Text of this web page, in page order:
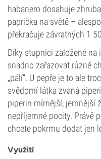
habanero dosahuje
paprička na světě –
překračuje závratných 1
Díky stupnici založené
snadno zařazovat různé
„pálí“. U pepře je to ale
svědomí látka zvaná
piperin mírnější, jemnější
nepříjemné pocity. Právě
chcete pokrmu dodat jen
Využití